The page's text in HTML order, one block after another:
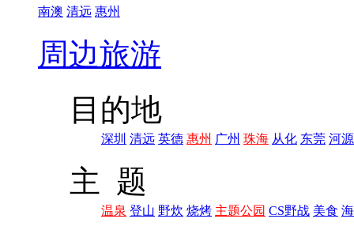
南澳 清远 惠州
周边旅游
目的地
深圳 清远 英德 惠州 广州 珠海 从化 东莞 河源
主 题
温泉 登山 野炊 烧烤 主题公园 CS野战 美食